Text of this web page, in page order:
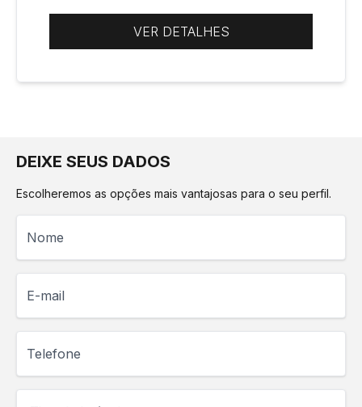
VER DETALHES
DEIXE SEUS DADOS
Escolheremos as opções mais vantajosas para o seu perfil.